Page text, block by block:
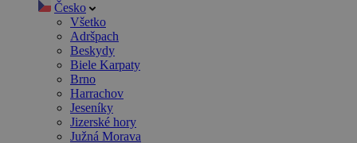
Česko
Všetko
Adršpach
Beskydy
Biele Karpaty
Brno
Harrachov
Jeseníky
Jizerské hory
Južná Morava